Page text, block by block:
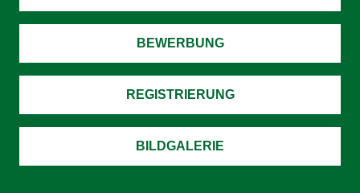
BEWERBUNG
REGISTRIERUNG
BILDGALERIE